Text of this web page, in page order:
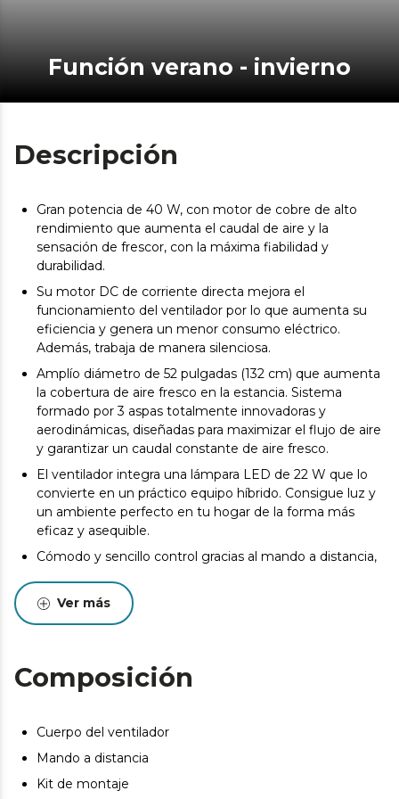
Función verano - invierno
Descripción
Gran potencia de 40 W, con motor de cobre de alto
rendimiento que aumenta el caudal de aire y la
sensación de frescor, con la máxima fiabilidad y
durabilidad.
Su motor DC de corriente directa mejora el
funcionamiento del ventilador por lo que aumenta su
eficiencia y genera un menor consumo eléctrico.
Además, trabaja de manera silenciosa.
Amplío diámetro de 52 pulgadas (132 cm) que aumenta
la cobertura de aire fresco en la estancia. Sistema
formado por 3 aspas totalmente innovadoras y
aerodinámicas, diseñadas para maximizar el flujo de aire
y garantizar un caudal constante de aire fresco.
El ventilador integra una lámpara LED de 22 W que lo
convierte en un práctico equipo híbrido. Consigue luz y
un ambiente perfecto en tu hogar de la forma más
eficaz y asequible.
Cómodo y sencillo control gracias al mando a distancia,
del ventilador.
Podrás elegir entre 6 velocidades de funcionamiento
Su temporizador permite seleccionar 1, 2, 4 u 8 horas de
El ventilador dispone de un sistema de inversión de giro
Mediante un conmutador se selecciona el sentido de
rotación de las aspas, en un sentido en verano para
Ver más
Composición
Cuerpo del ventilador
Mando a distancia
Kit de montaje